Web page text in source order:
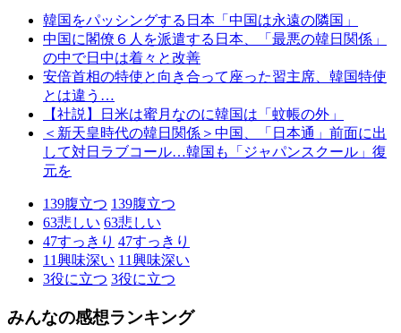
韓国をパッシングする日本「中国は永遠の隣国」
中国に閣僚６人を派遣する日本、「最悪の韓日関係」
の中で日中は着々と改善
安倍首相の特使と向き合って座った習主席、韓国特使
とは違う…
【社説】日米は蜜月なのに韓国は「蚊帳の外」
＜新天皇時代の韓日関係＞中国、「日本通」前面に出
して対日ラブコール…韓国も「ジャパンスクール」復
元を
139腹立つ 139腹立つ
63悲しい 63悲しい
47すっきり 47すっきり
11興味深い 11興味深い
3役に立つ 3役に立つ
みんなの感想ランキング